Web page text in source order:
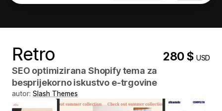
Retro 280 $USD
SEO optimizirana Shopify tema za
besprijekorno iskustvo e-trgovine
autor: Slash Themes